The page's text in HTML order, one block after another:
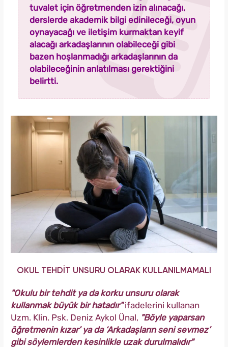
tuvalet için öğretmenden izin alınacağı,
derslerde akademik bilgi edinileceği, oyun
oynayacağı ve iletişim kurmaktan keyif
alacağı arkadaşlarının olabileceği gibi
bazen hoşlanmadığı arkadaşlarının da
olabileceğinin anlatılması gerektiğini
belirtti.
OKUL TEHDİT UNSURU OLARAK KULLANILMAMALI
"Okulu bir tehdit ya da korku unsuru olarak
kullanmak büyük bir hatadır"ifadelerini kullanan
Uzm. Klin. Psk. Deniz Aykol Ünal, "Böyle yaparsan
öğretmenin kızar’ ya da ‘Arkadaşların seni sevmez’
gibi söylemlerden kesinlikle uzak durulmalıdır"